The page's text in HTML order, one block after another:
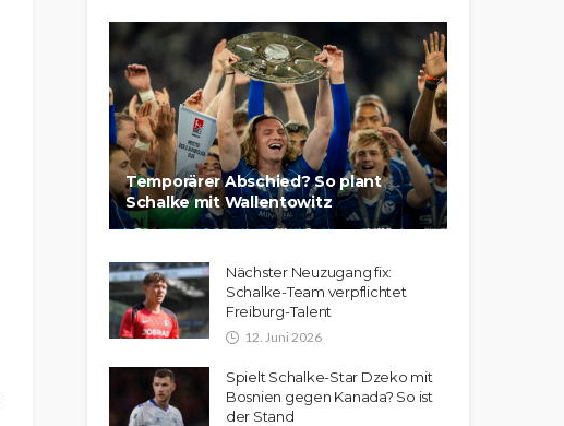
Temporärer Abschied? So plant
Schalke mit Wallentowitz
Nächster Neuzugang fix:
Schalke-Team verpflichtet
Freiburg-Talent
12. Juni 2026
Spielt Schalke-Star Dzeko mit
Bosnien gegen Kanada? So ist
der Stand